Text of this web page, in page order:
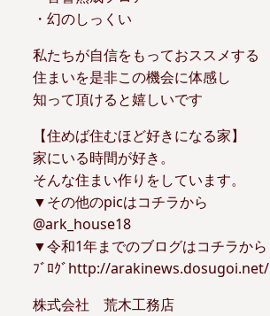
・幻のしっくい
私たちが自信をもっておススメする
住まいを是非この機会に体感し
知って頂けると嬉しいです
【住めば住むほど好きになる家】
家にいる時間が好き。
そんな住まい作りをしています。
▼その他のpicはコチラから
@ark_house18
▼令和1年までのブログはコチラから
ﾌﾞﾛｸﾞhttp://arakinews.dosugoi.net/
株式会社 荒木工務店